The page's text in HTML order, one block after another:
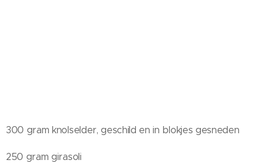
300 gram knolselder, geschild en in blokjes gesneden
250 gram girasoli